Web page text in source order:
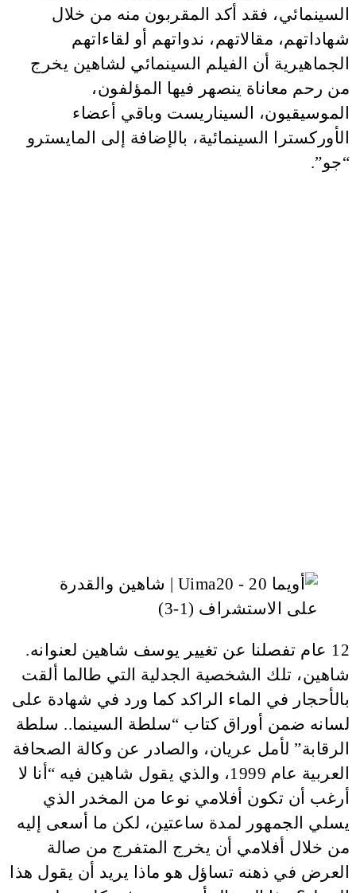
السينمائي، فقد أكد المقربون منه من خلال
شهاداتهم، مقالاتهم، ندواتهم أو لقاءاتهم
الجماهيرية أن الفيلم السينمائي لشاهين يخرج
من رحم معاناة ينصهر فيها المؤلفون،
الموسيقيون، السيناريست وباقي أعضاء
الأوركسترا السينمائية، بالإضافة إلى المايسترو
“جو”.
12 عام تفصلنا عن تغيير يوسف شاهين لعنوانه.
شاهين، تلك الشخصية الجدلية التي طالما ألقت
بالأحجار في الماء الراكد كما ورد في شهادة على
لسانه ضمن أوراق كتاب “سلطة السينما.. سلطة
الرقابة” لأمل عريان، والصادر عن وكالة الصحافة
العربية عام 1999، والذي يقول شاهين فيه “أنا لا
أرغب أن تكون أفلامي نوعا من المخدر الذي
يسلي الجمهور لمدة ساعتين، لكن ما أسعى إليه
من خلال أفلامي أن يخرج المتفرج من صالة
العرض في ذهنه تساؤل هو ماذا يريد أن يقول هذا